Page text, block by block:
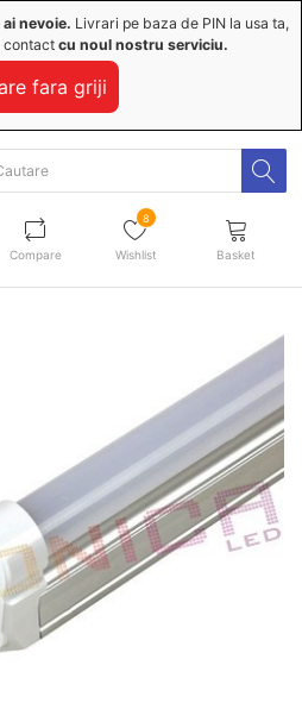
nevoie. Livrari pe baza de PIN la usa ta,
contact cu noul nostru serviciu.
fara griji
Compare
8
Wishlist Basket